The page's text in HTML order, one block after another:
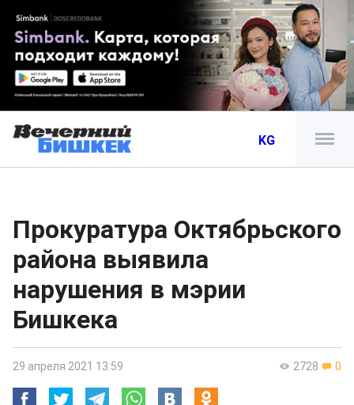
KG
Прокуратура Октябрьского
района выявила
нарушения в мэрии
Бишкека
2728 0
29 апреля 2021 13:59